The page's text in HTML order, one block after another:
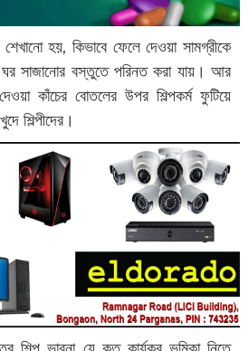
শেখানো হয়, কিভাবে ফেলে দেওয়া সামগ্রীকে
ঘর সাজানোর বস্তুতে পরিনত করা যায়। আর
কাঁচের বোতলের উপর শিল্পকর্ম ফুটিয়ে
শিল্পীদের।